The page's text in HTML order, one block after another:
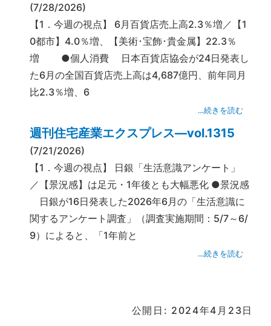
(7/28/2026)
【1．今週の視点】 6月百貨店売上高2.3％増／【1
0都市】4.0％増、【美術･宝飾･貴金属】22.3％
増 ●個人消費 日本百貨店協会が24日発表し
た6月の全国百貨店売上高は4,687億円、前年同月
比2.3％増、6
…続きを読む
週刊住宅産業エクスプレス―vol.1315
(7/21/2026)
【1．今週の視点】 日銀「生活意識アンケート」
／【景況感】は足元・1年後とも大幅悪化 ●景況感
日銀が16日発表した2026年6月の「生活意識に
関するアンケート調査」（調査実施期間：5/7～6/
9）によると、「1年前と
…続きを読む
公開日: 2024年4月23日